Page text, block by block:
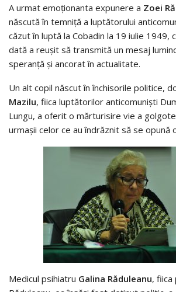
A urmat emoționanta expunere a Zoei
născută în temniță a luptătorului
căzut în luptă la Cobadin la 19 iulie 1949,
dată a reușit să transmită un mesaj
speranță și ancorat în actualitate.
Un alt copil născut în închisorile politice,
Mazilu, fiica luptătorilor anticomuniști
Lungu, a oferit o mărturisire vie a
urmașii celor ce au îndrăznit să se opună
Medicul psihiatru Galina Răduleanu, fiica